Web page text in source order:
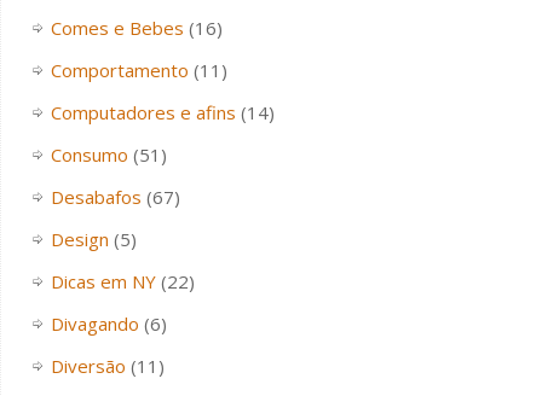
Comes e Bebes (16)
Comportamento (11)
Computadores e afins (14)
Consumo (51)
Desabafos (67)
Design (5)
Dicas em NY(22)
Divagando (6)
Diversão (11)